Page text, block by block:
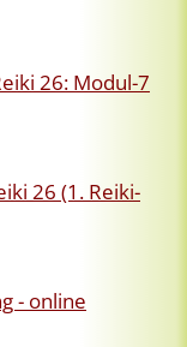
26: Modul-7
26 (1. Reiki-
- online